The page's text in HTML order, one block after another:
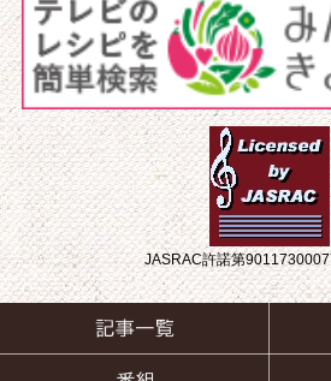
JASRAC許諾第